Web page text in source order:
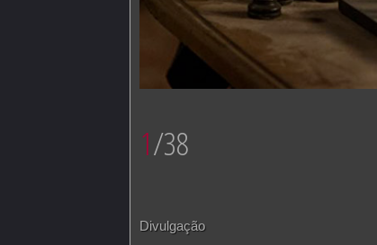
1/38
Divulgação